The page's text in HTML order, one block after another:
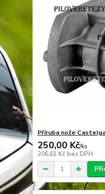
Příruba nože
250,00 Kč/ks
206,61 Kč bez DPH